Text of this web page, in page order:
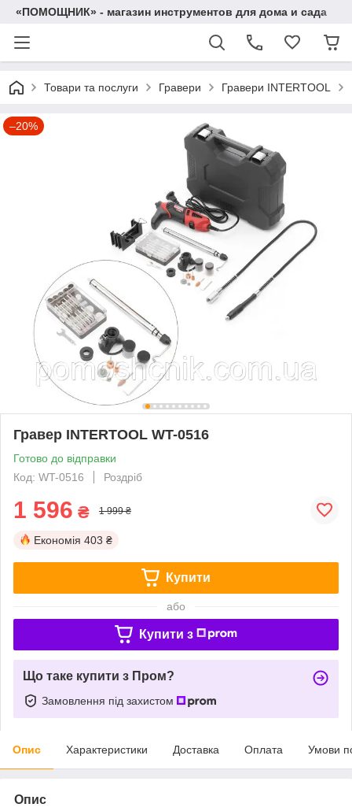
«ПОМОЩНИК» - магазин инструментов для дома и сада
Товари та послуги Гравери Гравери INTERTOOL
–20%
Гравер INTERTOOL WT-0516
Готово до відправки
Код: WT-0516
Роздріб
1 596 ₴ 1 999 ₴
Економія 403 ₴
Купити
або
Купити з
Що таке купити з Пром?
Замовлення під захистом
Опис Характеристики Доставка Оплата Умови
Опис